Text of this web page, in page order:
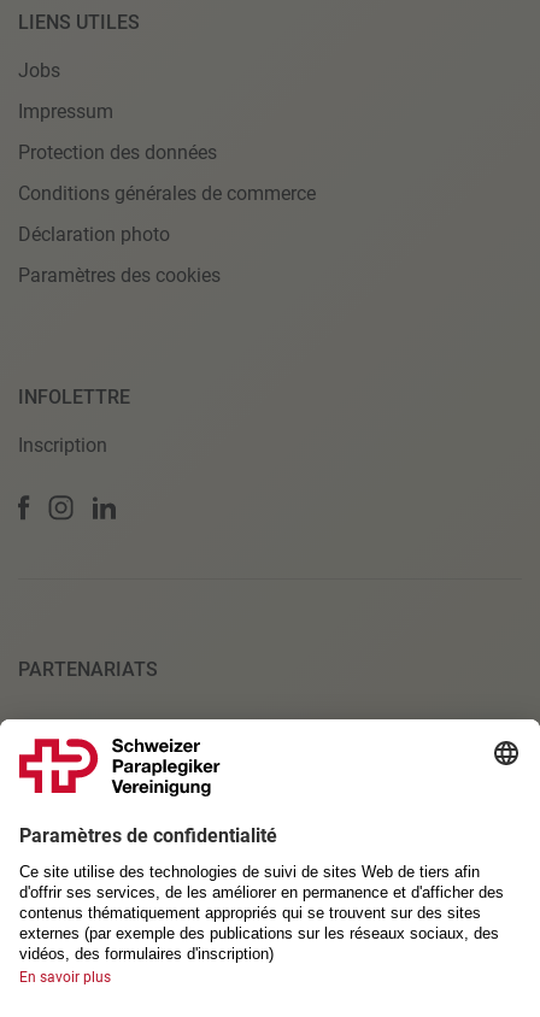
LIENS UTILES
Jobs
Impressum
Protection des données
Conditions générales de commerce
Déclaration photo
Paramètres des cookies
INFOLETTRE
Inscription
PARTENARIATS